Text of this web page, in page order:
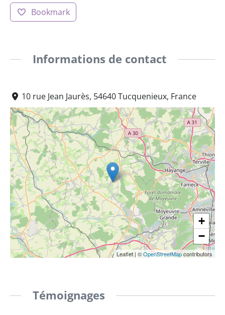
Bookmark
Informations de contact
10 rue Jean Jaurès, 54640 Tucquenieux, France
+
−
Leaflet | ©OpenStreetMapcontributors
Témoignages